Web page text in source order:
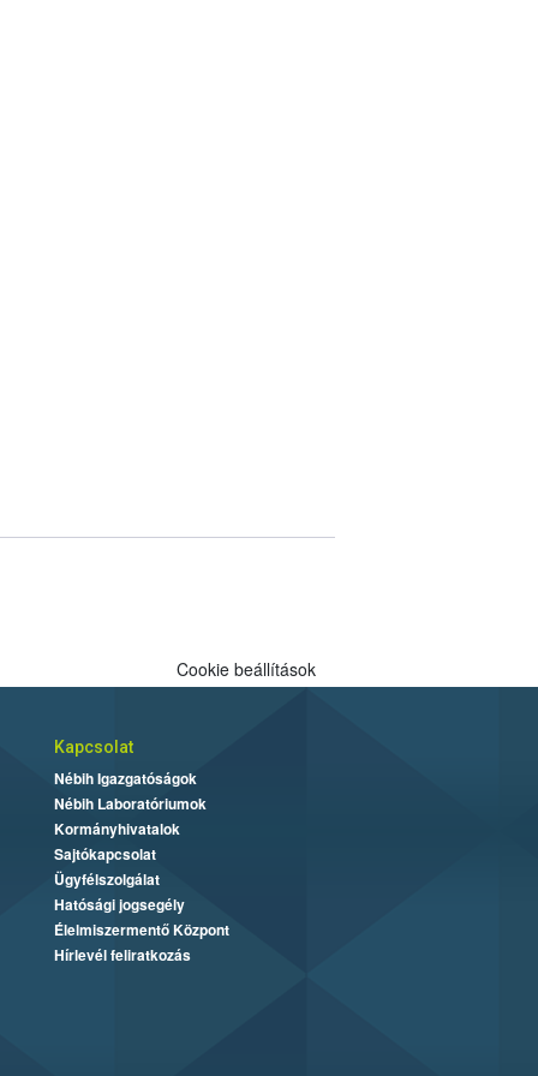
Cookie beállítások
Kapcsolat
Nébih Igazgatóságok
Nébih Laboratóriumok
Kormányhivatalok
Sajtókapcsolat
Ügyfélszolgálat
Hatósági jogsegély
Élelmiszermentő Központ
Hírlevél feliratkozás